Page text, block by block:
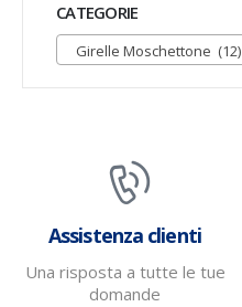
CATEGORIE
Girelle Moschettone (12)
Assistenza clienti
Una risposta a tutte le tue
domande